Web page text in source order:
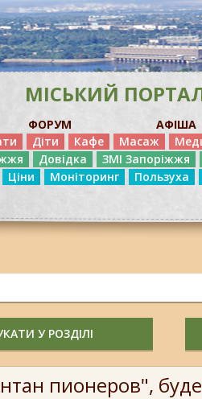
МІСЬКИЙ
ФОРУМ АФІША
Діти Кафе Масаж
Довідка ЗМІ Запоріжжя
Ціни Моніторинг Пользуха
У РОЗДІЛІ
пионеров",